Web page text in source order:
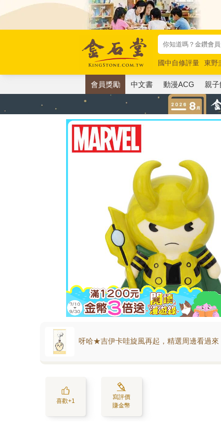
國中自修評量
東野
唯紅花綻放
奧德賽
會員獎勵 中文書 動漫ACG 親
呀哈★吉伊卡哇旋風再起，精選周邊看過來
喜歡+1
寫評價
賺金幣